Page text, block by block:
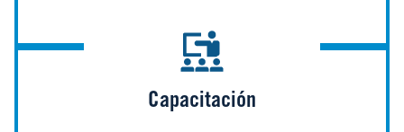
Capacitación